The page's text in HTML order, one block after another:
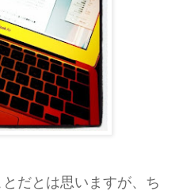
だとは思いますが、ち